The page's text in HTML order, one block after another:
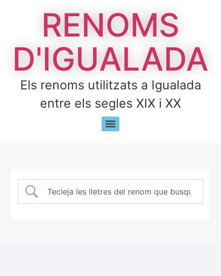
RENOMS
D'IGUALADA
Els renoms utilitzats a Igualada
entre els segles XIX i XX